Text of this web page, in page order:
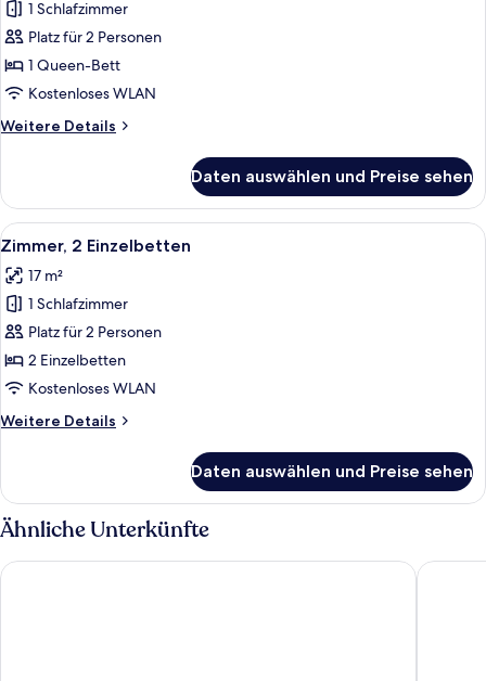
Zimmer,
1
Queen-
Bett
1 Schlafzimmer
Platz für 2 Personen
1 Queen-Bett
Kostenloses WLAN
Weitere Details
Weitere
1
Queen-
Bett
Daten auswählen und Preise sehen
Alle
Fotos
für
Zimmer,
2 Einzelbetten
anzeigen
Ein Hotelzimmer mit zwei Betten,
5
Zimmer, 2 Einzelbetten
17 m²
1 Schlafzimmer
Platz für 2 Personen
2 Einzelbetten
Kostenloses WLAN
Weitere Details
Weitere
2 Einzelbetten
Daten auswählen und Preise sehen
Ähnliche Unterkünfte
Hyatt Place Amsterdam Airport